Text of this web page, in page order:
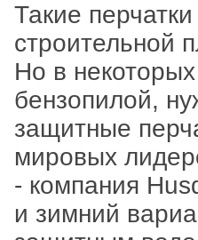
Такие
строительной
Но в
бензопилой,
защитные
мировых
- компания
и зимний